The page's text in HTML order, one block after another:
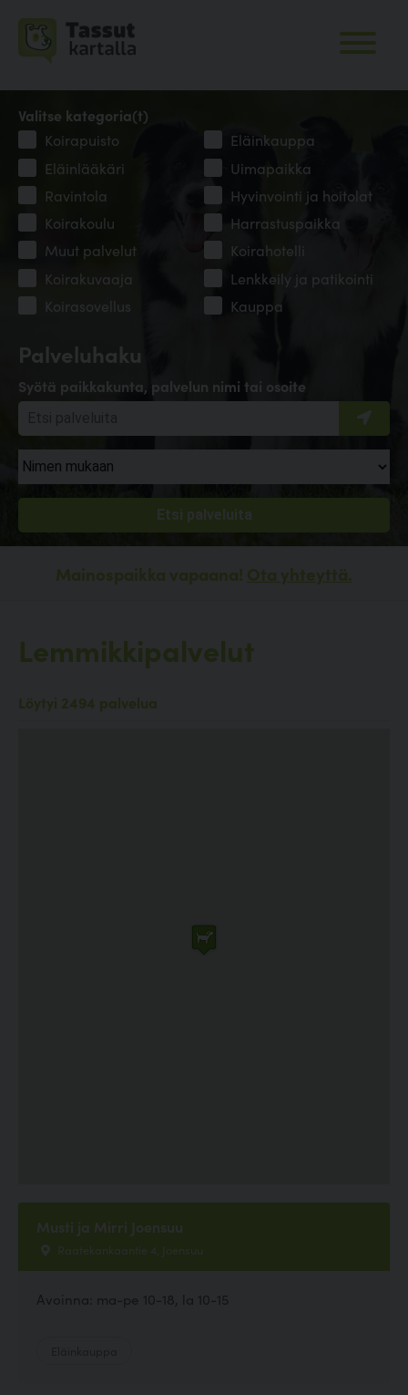
Palveluhaku
Syötä paikkakunta, palvelun nimi tai osoite
Valitse kategoria(t)
Koirapuisto
Eläinkauppa
Eläinlääkäri
Uimapaikka
Ravintola
Hyvinvointi ja hoitolat
Koirakoulu
Harrastuspaikka
Muut palvelut
Koirahotelli
Koirakuvaaja
Lenkkeily ja patikointi
Koirasovellus
Kauppa
Mainospaikka vapaana! Ota yhteyttä.
Lemmikkipalvelut
Löytyi 2494 palvelua
Musti ja Mirri Joensuu
Raatekankaantie 4, Joensuu
Avoinna: ma-pe 10-18, la 10-15